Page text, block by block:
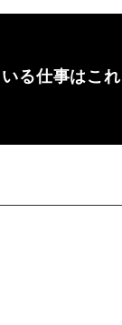
る仕事はこれ